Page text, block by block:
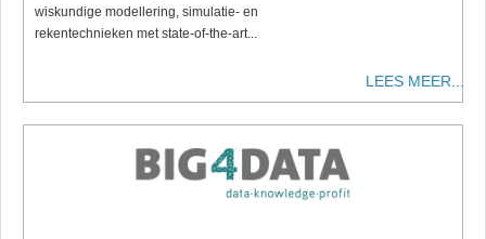
wiskundige modellering, simulatie- en
rekentechnieken met state-of-the-art...
LEES MEER...